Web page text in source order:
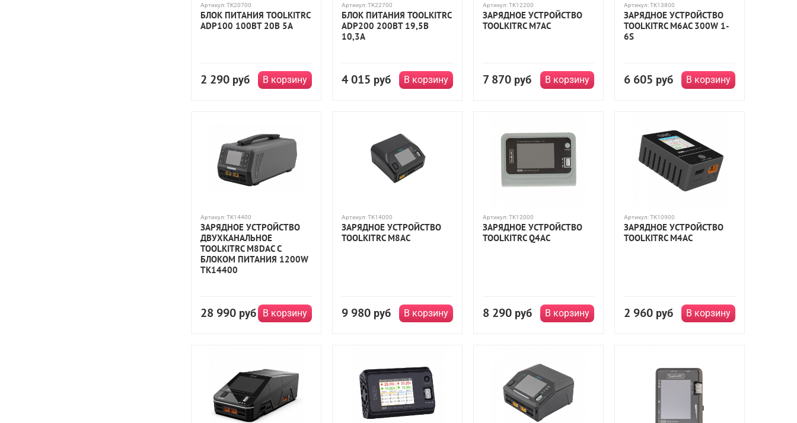
Артикул:TK20700
БЛОК ПИТАНИЯ TOOLKITRC
ADP100 100ВТ 20В 5А
2 290 руб В корзину
Артикул:TK22700
БЛОК ПИТАНИЯ TOOLKITRC
ADP200 200ВТ 19,5В
10,3А
4 015 руб В корзину
Артикул:TK12200
ЗАРЯДНОЕ УСТРОЙСТВО
TOOLKITRC M7AC
7 870 руб В корзину
Артикул:TK13800
ЗАРЯДНОЕ УСТРОЙСТВО
TOOLKITRC M6AC 300W 1-
6S
6 605 руб В корзину
Артикул:TK14400
ЗАРЯДНОЕ УСТРОЙСТВО
ДВУХКАНАЛЬНОЕ
TOOLKITRC M8DAC C
БЛОКОМ ПИТАНИЯ 1200W
TK14400
28 990 руб В корзину
Артикул:TK14000
ЗАРЯДНОЕ УСТРОЙСТВО
TOOLKITRC M8AC
9 980 руб В корзину
Артикул:TK12000
ЗАРЯДНОЕ УСТРОЙСТВО
TOOLKITRC Q4AC
8 290 руб В корзину
Артикул:TK10900
ЗАРЯДНОЕ УСТРОЙСТВО
TOOLKITRC M4AC
2 960 руб В корзину